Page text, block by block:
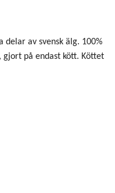
delar av svensk älg. 100%
gjort på endast kött. Köttet